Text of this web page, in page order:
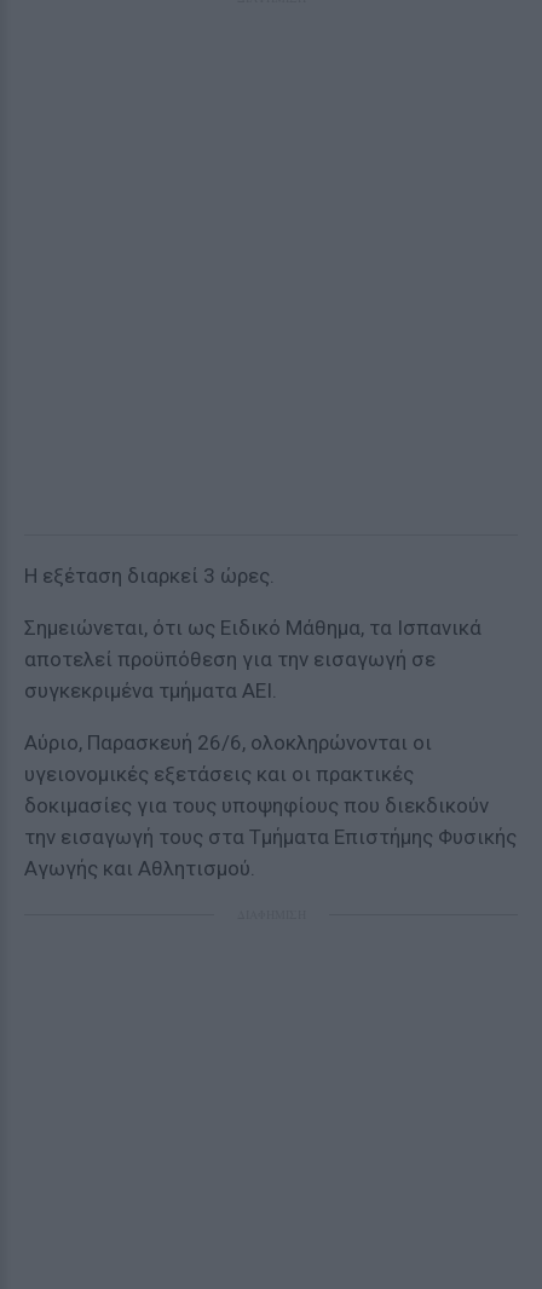
Η εξέταση διαρκεί 3 ώρες.
Σημειώνεται, ότι ως Ειδικό Μάθημα, τα Ισπανικά
αποτελεί προϋπόθεση για την εισαγωγή σε
συγκεκριμένα τμήματα ΑΕΙ.
Αύριο, Παρασκευή 26/6, ολοκληρώνονται οι
υγειονομικές εξετάσεις και οι πρακτικές
δοκιμασίες για τους υποψηφίους που διεκδικούν
την εισαγωγή τους στα Τμήματα Επιστήμης Φυσικής
Αγωγής και Αθλητισμού.